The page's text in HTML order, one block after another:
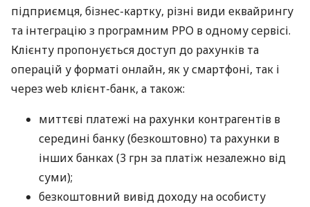
підприємця, бізнес-картку, різні види еквайрингу
та інтеграцію з програмним РРО в одному сервісі.
Клієнту пропонується доступ до рахунків та
операцій у форматі онлайн, як у смартфоні, так і
через web клієнт-банк, а також:
миттєві платежі на рахунки контрагентів в
середині банку (безкоштовно) та рахунки в
інших банках (3 грн за платіж незалежно від
суми);
безкоштовний вивід доходу на особисту